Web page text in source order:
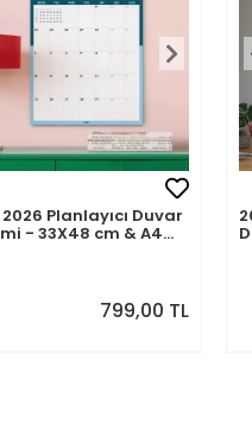
Planlayıcı Duvar
- 33X48 cm & A4
799,00 TL